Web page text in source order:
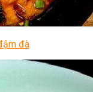
đà